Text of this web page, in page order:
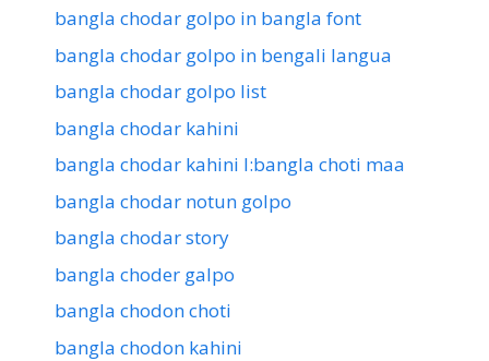
bangla chodar golpo in bangla font
bangla chodar golpo in bengali langua
bangla chodar golpo list
bangla chodar kahini
bangla chodar kahini l:bangla choti maa
bangla chodar notun golpo
bangla chodar story
bangla choder galpo
bangla chodon choti
bangla chodon kahini